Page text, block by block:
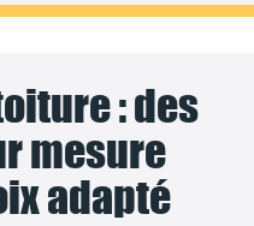
: des
mesure
adapté